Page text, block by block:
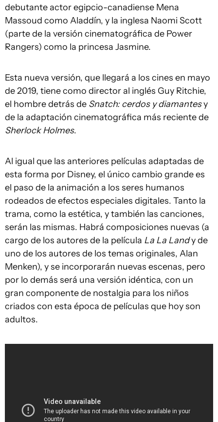
debutante actor egipcio-canadiense Mena
Massoud como Aladdín, y la inglesa Naomi Scott
(parte de la versión cinematográfica de Power
Rangers) como la princesa Jasmine.
Esta nueva versión, que llegará a los cines en mayo
de 2019, tiene como director al inglés Guy Ritchie,
el hombre detrás de Snatch: cerdos y diamantesy
de la adaptación cinematográfica más reciente de
Sherlock Holmes.
Al igual que las anteriores películas adaptadas de
esta forma por Disney, el único cambio grande es
el paso de la animación a los seres humanos
rodeados de efectos especiales digitales. Tanto la
trama, como la estética, y también las canciones,
serán las mismas. Habrá composiciones nuevas (a
cargo de los autores de la película La La Landy de
uno de los autores de los temas originales, Alan
Menken), y se incorporarán nuevas escenas, pero
por lo demás será una versión idéntica, con un
gran componente de nostalgia para los niños
criados con esta época de películas que hoy son
adultos.